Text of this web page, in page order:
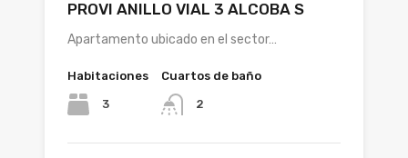
PROVI ANILLO VIAL 3 ALCOBA S
Apartamento ubicado en el sector…
Habitaciones
3
Cuartos de baño
2